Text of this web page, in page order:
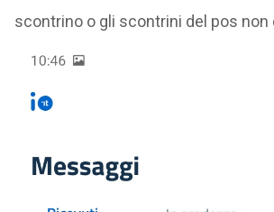
scontrino o gli scontrini del pos non